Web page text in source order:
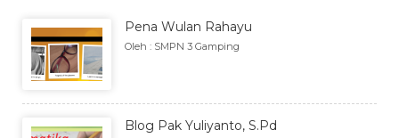
Pena Wulan Rahayu
Oleh : SMPN 3 Gamping
Blog Pak Yuliyanto, S.Pd